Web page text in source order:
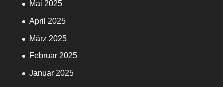
Mai 2025
April 2025
März 2025
Februar 2025
Januar 2025